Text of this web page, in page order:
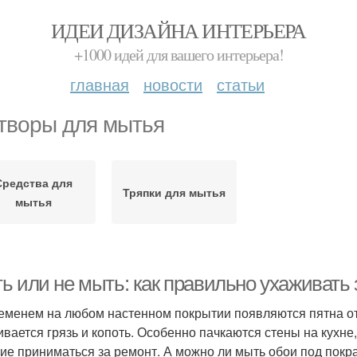
ИДЕИ ДИЗАЙНА ИНТЕРЬЕРА
+1000 идей для вашего интерьера!
главная новости статьи
для мытья
для
мытья
Тряпки для мытья
или не мыть: как правильно ухаживать
на любом настенном покрытии появляются пятна
грязь и копоть. Особенно пачкаются стены на
приниматься за ремонт. А можно ли мыть обои под